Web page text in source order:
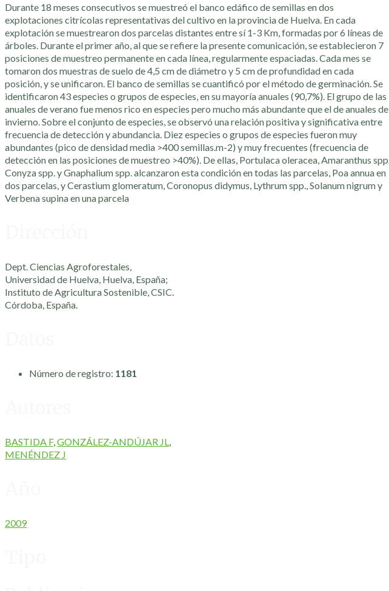
Durante 18 meses consecutivos se muestreó el banco edáfico de semillas en dos
explotaciones citrícolas representativas del cultivo en la provincia de Huelva. En cada
explotación se muestrearon dos parcelas distantes entre sí 1-3 Km, formadas por 6 líneas de
árboles. Durante el primer año, al que se refiere la presente comunicación, se establecieron 7
posiciones de muestreo permanente en cada línea, regularmente espaciadas. Cada mes se
tomaron dos muestras de suelo de 4,5 cm de diámetro y 5 cm de profundidad en cada
posición, y se unificaron. El banco de semillas se cuantificó por el método de germinación. Se
identificaron 43 especies o grupos de especies, en su mayoría anuales (90,7%). El grupo de las
anuales de verano fue menos rico en especies pero mucho más abundante que el de anuales de
invierno. Sobre el conjunto de especies, se observó una relación positiva y significativa entre
frecuencia de detección y abundancia. Diez especies o grupos de especies fueron muy
abundantes (pico de densidad media >400 semillas.m-2) y muy frecuentes (frecuencia de
detección en las posiciones de muestreo >40%). De ellas, Portulaca oleracea, Amaranthus spp.,
Conyza spp. y Gnaphalium spp. alcanzaron esta condición en todas las parcelas, Poa annua en
dos parcelas, y Cerastium glomeratum, Coronopus didymus, Lythrum spp., Solanum nigrum y
Verbena supina en una parcela
Dept. Ciencias Agroforestales,
Universidad de Huelva, Huelva, España;
Instituto de Agricultura Sostenible, CSIC.
Córdoba, España.
Número de registro: 1181
BASTIDA F, GONZÁLEZ-ANDÚJAR JL
MENÉNDEZ J
2009